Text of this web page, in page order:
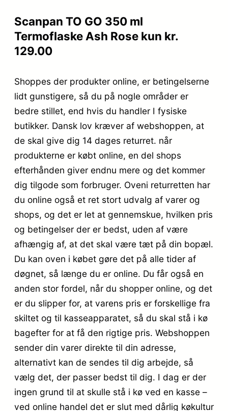
Scanpan TO GO 350 ml
Termoflaske Ash Rose kun kr.
129.00
Shoppes der produkter online, er betingelserne
lidt gunstigere, så du på nogle områder er
bedre stillet, end hvis du handler I fysiske
butikker. Dansk lov kræver af webshoppen, at
de skal give dig 14 dages returret. når
produkterne er købt online, en del shops
efterhånden giver endnu mere og det kommer
dig tilgode som forbruger. Oveni returretten har
du online også et ret stort udvalg af varer og
shops, og det er let at gennemskue, hvilken pris
og betingelser der er bedst, uden af være
afhængig af, at det skal være tæt på din bopæl.
Du kan oven i købet gøre det på alle tider af
døgnet, så længe du er online. Du får også en
anden stor fordel, når du shopper online, og det
er du slipper for, at varens pris er forskellige fra
skiltet og til kasseapparatet, så du skal stå i kø
bagefter for at få den rigtige pris. Webshoppen
sender din varer direkte til din adresse,
alternativt kan de sendes til dig arbejde, så
vælg det, der passer bedst til dig. I dag er der
ingen grund til at skulle stå i kø ved en kasse –
ved online handel det er slut med dårlig køkultur